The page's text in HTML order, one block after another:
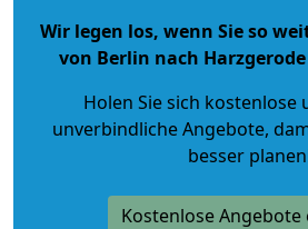
Wir legen los, wenn Sie so
von Berlin nach
Holen Sie sich kostenlose
unverbindliche Angebote,
besser
Kostenlose Angebote